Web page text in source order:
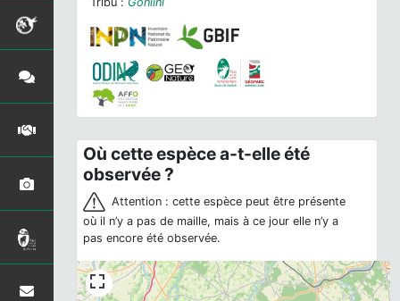
Où cette espèce a-t-elle été
observée ?
Attention : cette espèce peut être présente
où il n’y a pas de maille, mais à ce jour elle n’y a
pas encore été observée.